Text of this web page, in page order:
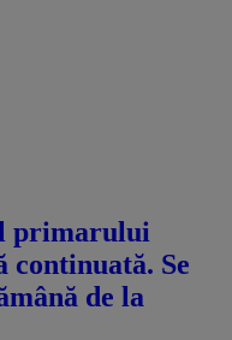
primarului
continuată. Se
de la